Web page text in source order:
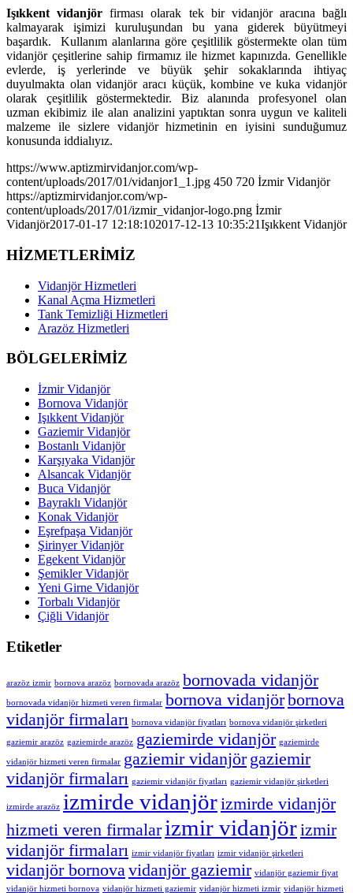
Işıkkent vidanjör firması olarak tek bir vidanjör aracına bağlı
kalmayarak işimizi kuruluşundan bu yana giderek büyütmeyi
başardık. Kullanım alanlarına göre çeşitlilik göstermekte olan tüm
vidanjör çeşitlerine sahip firmamız ile hizmet kapınızda. Genellikle
evlerde, iş yerlerinde ve büyük şehir sokaklarında ihtiyaç
duyulmakta olan vidanjör aracı küçük, kombine ve kuka vidanjör
olarak çeşitlilik göstermektedir. Biz alanında profesyonel olan
uzman ekibimiz ile alan analizini yaptıktan sonra uygun ve kaliteli
malzeme ile sizlere vidanjör hizmetinin en iyisini sunduğumuz
konusunda iddialıyız.
https://www.aptizmirvidanjor.com/wp-
content/uploads/2017/01/vidanjor1_1.jpg 450 720 İzmir Vidanjör
https://aptizmirvidanjor.com/wp-
content/uploads/2017/01/izmir_vidanjor-logo.png İzmir
Vidanjör2017-01-17 12:18:102017-12-13 10:35:21Işıkkent Vidanjör
HİZMETLERİMİZ
Vidanjör Hizmetleri
Kanal Açma Hizmetleri
Tank Temizliği Hizmetleri
Arazöz Hizmetleri
BÖLGELERİMİZ
İzmir Vidanjör
Bornova Vidanjör
Işıkkent Vidanjör
Gaziemir Vidanjör
Bostanlı Vidanjör
Karşıyaka Vidanjör
Alsancak Vidanjör
Buca Vidanjör
Bayraklı Vidanjör
Konak Vidanjör
Eşrefpaşa Vidanjör
Şirinyer Vidanjör
Egekent Vidanjör
Şemikler Vidanjör
Yeni Girne Vidanjör
Torbalı Vidanjör
Çiğli Vidanjör
Etiketler
arazöz izmir bornova arazöz bornovada arazöz bornovada vidanjör
bornovada vidanjör hizmeti veren firmalar bornova vidanjörbornova
vidanjör firmaları bornova vidanjör fiyatları bornova vidanjör şirketleri
gaziemir arazöz gaziemirde arazöz gaziemirde vidanjör gaziemirde
vidanjör hizmeti veren firmalar gaziemir vidanjör gaziemir
vidanjör firmaları gaziemir vidanjör fiyatları gaziemir vidanjör şirketleri
izmirde arazöz izmirde vidanjörizmirde vidanjör
hizmeti veren firmalar izmir vidanjörizmir
vidanjör firmaları izmir vidanjör fiyatları izmir vidanjör şirketleri
vidanjör bornova vidanjör gaziemir vidanjör gaziemir fiyat
vidanjör hizmeti bornova vidanjör hizmeti gaziemir vidanjör hizmeti izmir vidanjör hizmeti